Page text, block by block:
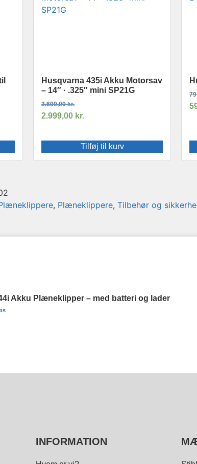
Husqvarna 435i Akku Motorsav
– 14″ · .325″ mini SP21G
3.699,00kr.
2.999,00 kr.
Tilføj til kurv
, Plæneklippere, Tilbehør og
Akku Plæneklipper – med batteri og lader
INFORMATION